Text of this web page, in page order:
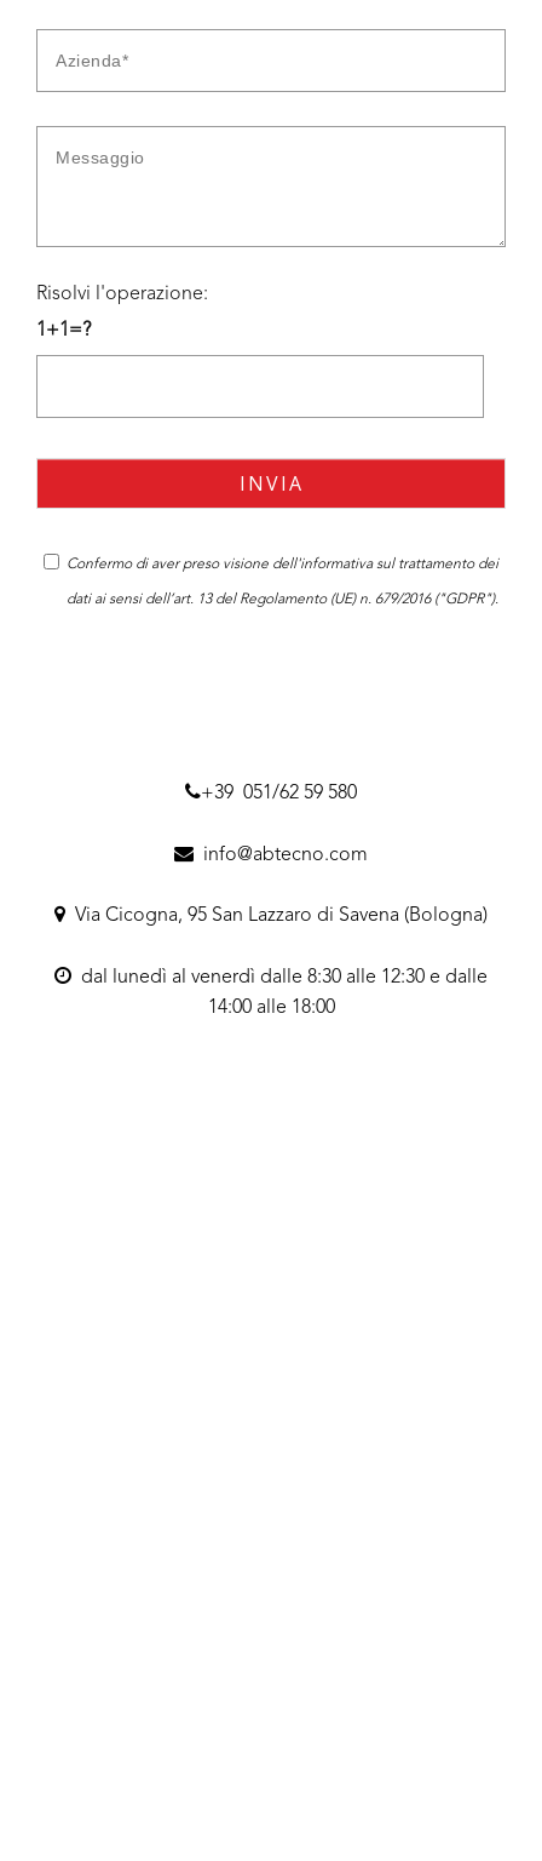
Risolvi l'operazione:
1+1=?
Confermo di aver preso visione dell'informativasul trattamento dei
dati ai sensi dell’art. 13 del Regolamento (UE) n. 679/2016 ("GDPR").
+39 051/62 59 580
info@abtecno.com
Via Cicogna, 95 San Lazzaro di Savena (Bologna)
dal lunedì al venerdì dalle 8:30 alle 12:30 e dalle
14:00 alle 18:00